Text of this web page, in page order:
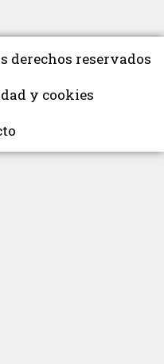
derechos reservados
y cookies